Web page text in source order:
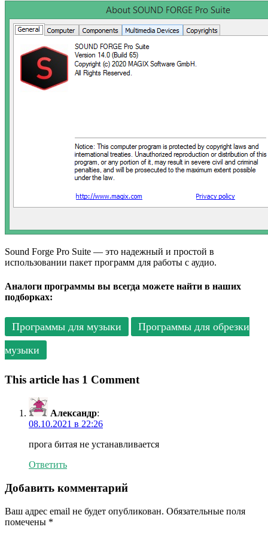
Sound Forge Pro Suite — это надежный и простой в
использовании пакет программ для работы с аудио.
Аналоги программы вы всегда можете найти в наших
подборках:
Программы для музыки
Программы для обрезки
музыки
This article has 1 Comment
Александр:
08.10.2021 в 22:26
прога битая не устанавливается
Ответить
Добавить комментарий
Ваш адрес email не будет опубликован. Обязательные поля
помечены *